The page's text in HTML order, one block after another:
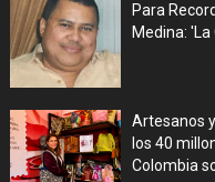
Para
Medina: 'La
Artesanos
los 40
Colombia